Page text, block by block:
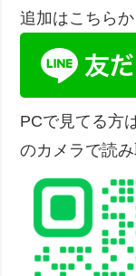
追加はこちらか
PCで見てる方
のカメラで読み